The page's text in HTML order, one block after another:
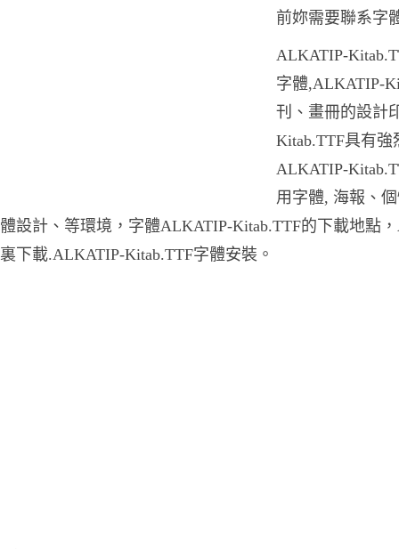
前妳需要聯系字
ALKATIP-
字體,ALKATIP-
刊、畫冊的設計
Kitab.TTF具有
ALKATIP-
用字體, 海報、
體設計、等環境，字體ALKATIP-Kitab.TTF的下載地點
裏下載.ALKATIP-Kitab.TTF字體安裝。